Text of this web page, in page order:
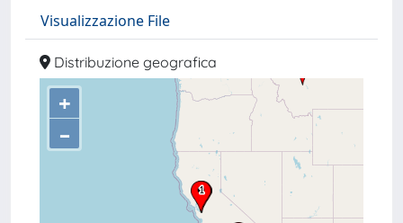
Visualizzazione File
Distribuzione geografica
+
–